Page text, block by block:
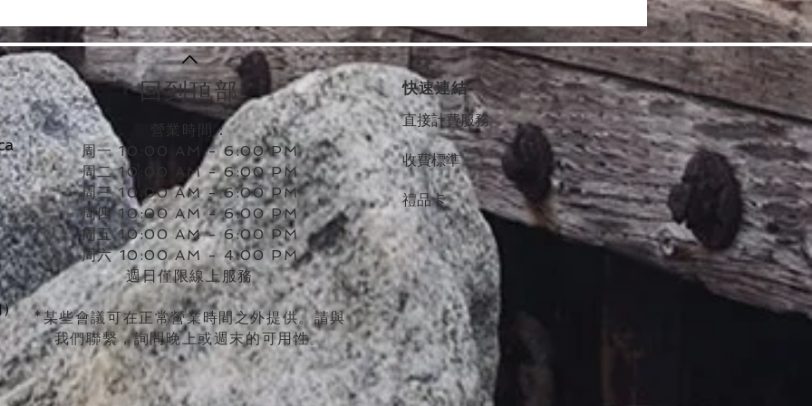
回到頂部
營業時間：
周一 10:00 AM - 6:00 PM
周二 10:00 AM - 6:00 PM
周三 10:00 AM - 6:00 PM
周四 10:00 AM - 6:00 PM
周五 10:00 AM - 6:00 PM
周六10:00 AM - 4:00 PM
週日僅限線上服務
*某些會議可在正常營業時間之外提供。請與
我們聯繫，詢問晚上或週末的可用性。
快速連結
直接計費服務
收費標準
禮品卡